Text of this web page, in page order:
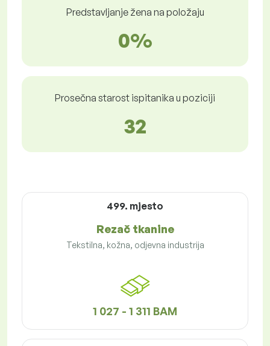
Predstavljanje žena na položaju
0%
Prosečna starost ispitanika u poziciji
32
499. mjesto
Rezač tkanine
Tekstilna, kožna, odjevna industrija
1 027 - 1 311 BAM